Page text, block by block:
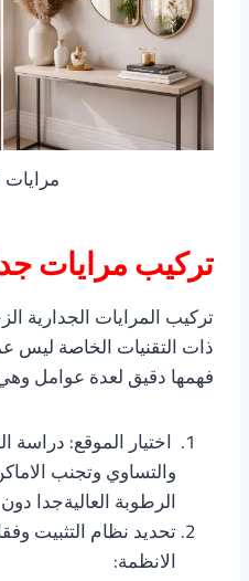
مرايات
تركيب مرايات
تركيب المرايات الجدارية
ذات التقنيات الخاصة ليس
فهمها دقيق لعدة عوامل
اختيار الموقع:
والتساوي وتجنب
الرطوبة العاليةجدا
تحديد نظام التثبيت
الانظمة: